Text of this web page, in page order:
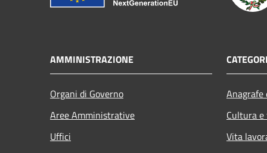
AMMINISTRAZIONE
Organi di Governo
Aree Amministrative
Uffici
Cultura
Vita